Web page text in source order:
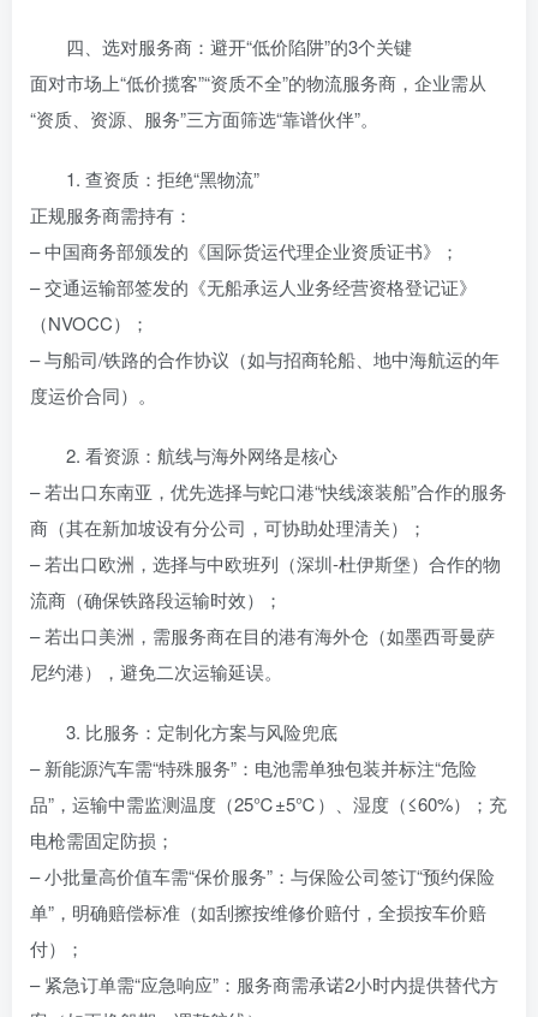
四、选对服务商：避开“低价陷阱”的3个关键
面对市场上“低价揽客”“资质不全”的物流服务商，企业需从
“资质、资源、服务”三方面筛选“靠谱伙伴”。
1. 查资质：拒绝“黑物流”
正规服务商需持有：
– 中国商务部颁发的《国际货运代理企业资质证书》；
– 交通运输部签发的《无船承运人业务经营资格登记证》
（NVOCC）；
– 与船司/铁路的合作协议（如与招商轮船、地中海航运的年
度运价合同）。
2. 看资源：航线与海外网络是核心
– 若出口东南亚，优先选择与蛇口港“快线滚装船”合作的服务
商（其在新加坡设有分公司，可协助处理清关）；
– 若出口欧洲，选择与中欧班列（深圳-杜伊斯堡）合作的物
流商（确保铁路段运输时效）；
– 若出口美洲，需服务商在目的港有海外仓（如墨西哥曼萨
尼约港），避免二次运输延误。
3. 比服务：定制化方案与风险兜底
– 新能源汽车需“特殊服务”：电池需单独包装并标注“危险
品”，运输中需监测温度（25℃±5℃）、湿度（≤60%）；充
电枪需固定防损；
– 小批量高价值车需“保价服务”：与保险公司签订“预约保险
单”，明确赔偿标准（如刮擦按维修价赔付，全损按车价赔
付）；
– 紧急订单需“应急响应”：服务商需承诺2小时内提供替代方